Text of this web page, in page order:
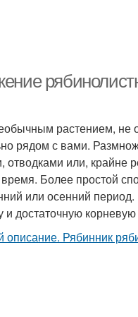
растением, не
рядом с вами.
или, крайне
Более простой
или осенний
достаточную корневую